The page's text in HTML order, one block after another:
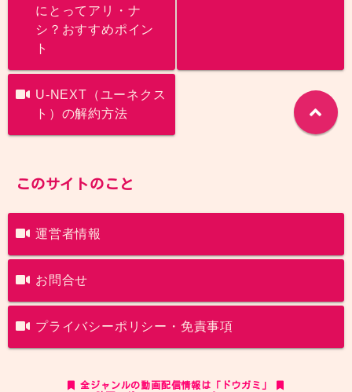
にとってアリ・ナ
シ？おすすめポイン
ト
U-NEXT（ユーネクス
ト）の解約方法
このサイトのこと
運営者情報
お問合せ
プライバシーポリシー・免責事項
全ジャンルの動画配信情報は「ドウガミ」